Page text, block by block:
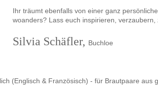
Ihr träumt ebenfalls von einer ganz
woanders? Lass euch inspirieren,
Silvia Schäfler, Buchloe
(Englisch & Französisch) - für Brautpaare aus